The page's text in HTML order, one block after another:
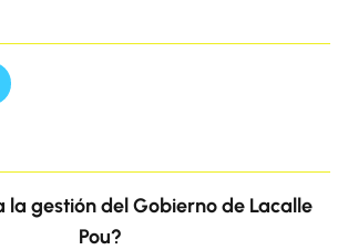
la gestión del Gobierno de Lacalle
Pou?